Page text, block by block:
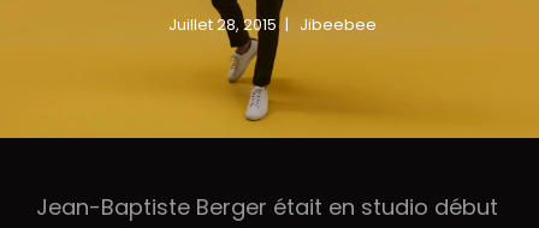
Juillet 28, 2015 Jibeebee
Jean-Baptiste Berger était en studio début